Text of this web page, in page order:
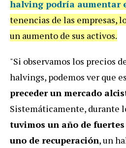
halving podría aumentar
tenencias de las empresas,
un aumento de sus activos.
"Si observamos los precios
halvings, podemos ver que
preceder un mercado
Sistemáticamente, durante
tuvimos un año de
uno de recuperación, un